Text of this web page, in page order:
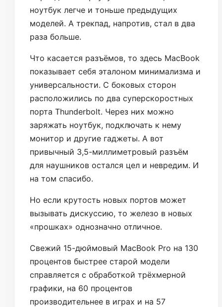
ноутбук легче и тоньше предыдущих
моделей. А трекпад, напротив, стал в два
раза больше.
Что касается разъёмов, то здесь MacBook
показывает себя эталоном минимализма и
универсальности. С боковых сторон
расположились по два суперскоростных
порта Thunderbolt. Через них можно
заряжать ноутбук, подключать к нему
монитор и другие гаджеты. А вот
привычный 3,5-миллиметровый разъём
для наушников остался цел и невредим. И
на том спасибо.
Но если крутость новых портов может
вызывать дискуссию, то железо в новых
«прошках» однозначно отличное.
Свежий 15-дюймовый MacBook Pro на 130
процентов быстрее старой модели
справляется с обработкой трёхмерной
графики, на 60 процентов
производительнее в играх и на 57